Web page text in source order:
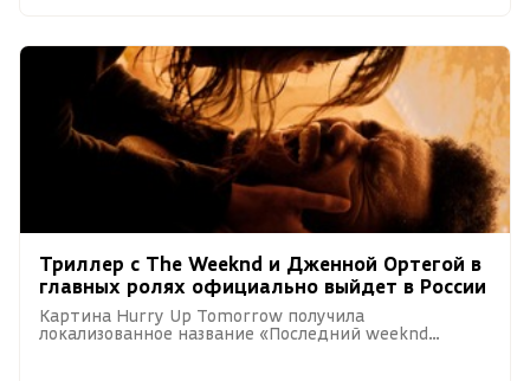
Триллер с The Weeknd и Дженной Ортегой в
главных ролях официально выйдет в России
Картина Hurry Up Tomorrow получила
локализованное название «Последний weeknd